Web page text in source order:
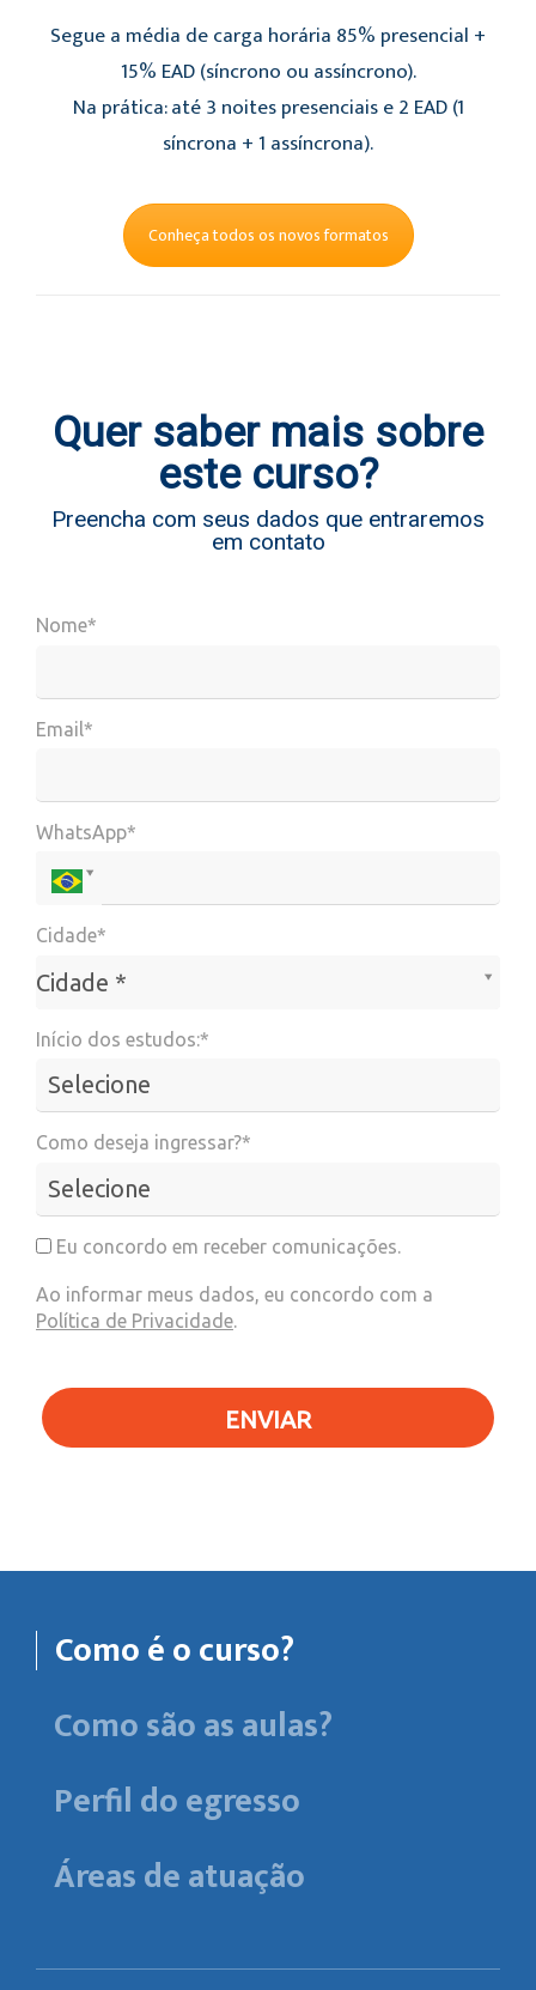
Segue a média de carga horária 85% presencial +
15% EAD (síncrono ou assíncrono).
Na prática: até 3 noites presenciais e 2 EAD (1
síncrona + 1 assíncrona).
Conheça todos os novos formatos
Quer saber mais sobre
este curso?
Preencha com seus dados que entraremos
em contato
Nome*
Email*
WhatsApp*
Cidade*
Cidade *
Cidade*
Início dos estudos:*
Como deseja ingressar?*
Eu concordo em receber comunicações.
Ao informar meus dados, eu concordo com a
Política de Privacidade.
ENVIAR
Como é o curso?
Como são as aulas?
Perfil do egresso
Áreas de atuação